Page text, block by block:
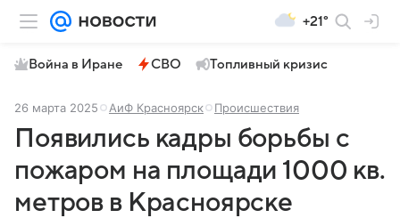
+21°
Война в Иране СВО Топливный кризис
26 марта 2025 АиФ Красноярск Происшествия
Появились кадры борьбы с
пожаром на площади 1000 кв.
метров в Красноярске